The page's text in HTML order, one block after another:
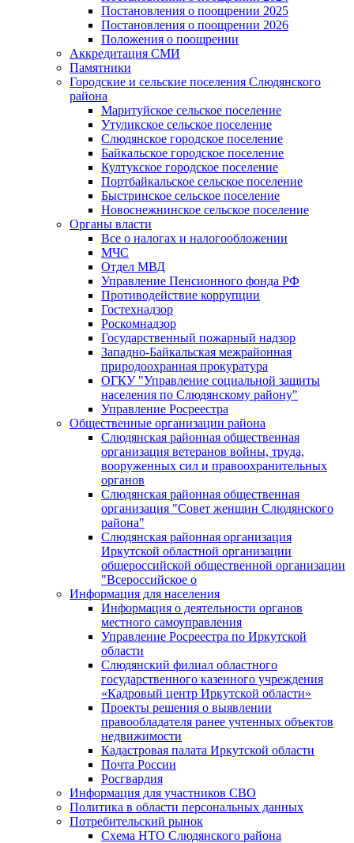
Постановления о поощрении 2025
Постановления о поощрении 2026
Положения о поощрении
Аккредитация СМИ
Памятники
Городские и сельские поселения Слюдянского
района
Маритуйское сельское поселение
Утуликское сельское поселение
Слюдянское городское поселение
Байкальское городское поселение
Култукское городское поселение
Портбайкальское сельское поселение
Быстринское сельское поселение
Новоснежнинское сельское поселение
Органы власти
Все о налогах и налогообложении
МЧС
Отдел МВД
Управление Пенсионного фонда РФ
Противодействие коррупции
Гостехнадзор
Роскомнадзор
Государственный пожарный надзор
Западно-Байкальская межрайонная
природоохранная прокуратура
ОГКУ "Управление социальной защиты
населения по Слюдянскому району"
Управление Росреестра
Общественные организации района
Слюдянская районная общественная
организация ветеранов войны, труда,
вооруженных сил и правоохранительных
органов
Слюдянская районная общественная
организация "Совет женщин Слюдянского
района"
Слюдянская районная организация
Иркутской областной организации
общероссийской общественной организации
"Всероссийское о
Информация для населения
Информация о деятельности органов
местного самоуправления
Управление Росреестра по Иркутской
области
Слюдянский филиал областного
государственного казенного учреждения
«Кадровый центр Иркутской области»
Проекты решения о выявлении
правообладателя ранее учтенных объектов
недвижимости
Кадастровая палата Иркутской области
Почта России
Росгвардия
Информация для участников СВО
Политика в области персональных данных
Потребительский рынок
Схема НТО Слюдянского района